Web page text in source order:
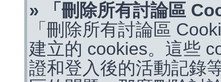
» 「刪除所有討論區
「刪除所有討論區
建立的 cookies。這些
證和登入後的活動記錄